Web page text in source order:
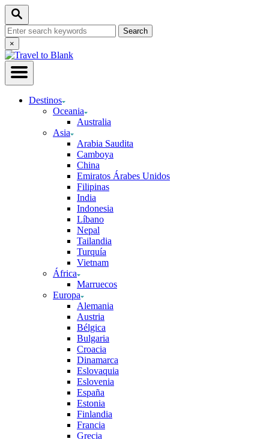
Skip
Content
Search
Search
for:Close
Search
×
Destinos
Oceania
Australia
Asia
Arabia Saudita
Camboya
China
Emiratos Árabes Unidos
Filipinas
India
Indonesia
Líbano
Nepal
Tailandia
Turquía
Vietnam
África
Marruecos
Europa
Alemania
Austria
Bélgica
Bulgaria
Croacia
Dinamarca
Eslovaquia
Eslovenia
España
Estonia
Finlandia
Francia
Grecia